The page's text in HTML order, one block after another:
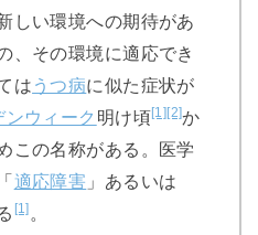
しい環境への期待があ
、その環境に適応でき
は うつ病に似た症状が
ンウィーク 明け頃[1] [2]か
この名称がある。医学
適応障害 」あるいは
[1] 。